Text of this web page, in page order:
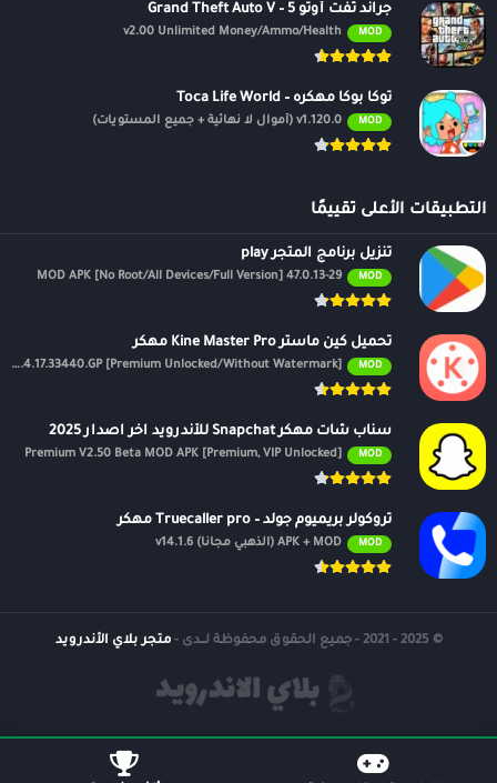
جراند ثفت أوتو 5 – Grand Theft Auto V
MOD
v2.00 Unlimited Money/Ammo/Health
توكا بوكا مهكره – Toca Life World
MOD v1.120.0 (أموال لا نهائية + جميع المستويات)
التطبيقات الأعلى تقييمًا
تنزيل برنامج المتجر play
MOD
47.0.13-29 MOD APK [No Root/All Devices/Full Version]
تحميل كين ماستر Kine Master Pro مهكر
MOD
APK v7.4.17.33440.GP [Premium Unlocked/Without Watermark]
سناب شات مهكر Snapchat للأندرويد اخر اصدار 2025
MOD
Premium V2.50 Beta MOD APK [Premium, VIP Unlocked]
تروكولر بريميوم جولد – Truecaller pro مهكر
MOD APK + MOD (الذهبي مجانًا) v14.1.6
© 2025 - 2021 - جميع الحقوق محفوظة لــدى - متجر بلاي الأندرويد